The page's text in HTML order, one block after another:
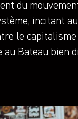
du
incitant
le
au Bateau bien